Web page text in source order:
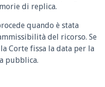
di replica.
quando è stata
del ricorso. Se
Corte fissa la data per la
pubblica.